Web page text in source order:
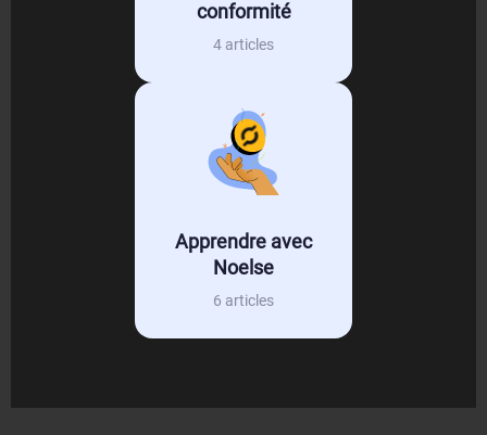
conformité
4 articles
Apprendre avec
Noelse
6 articles